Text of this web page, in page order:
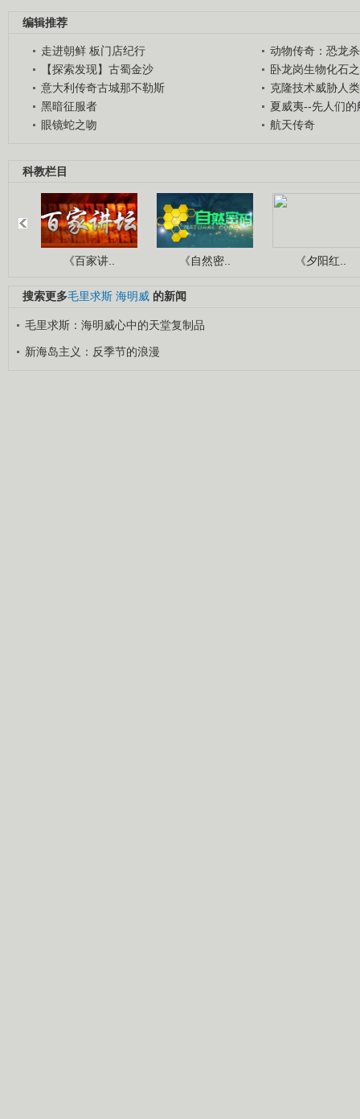
编辑推荐
走进朝鲜 板门店纪行
动物传奇：恐龙
【探索发现】古蜀金沙
卧龙岗生物化石
意大利传奇古城那不勒斯
克隆技术威胁人
黑暗征服者
夏威夷--先人们的
眼镜蛇之吻
航天传奇
科教栏目
《百家讲.. 《自然密.. 《夕阳红..
搜索更多毛里求斯 海明威 的新闻
毛里求斯：海明威心中的天堂复制品
新海岛主义：反季节的浪漫